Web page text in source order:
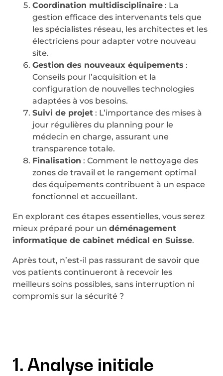
Coordination multidisciplinaire : La
gestion efficace des intervenants tels que
les spécialistes réseau, les architectes et les
électriciens pour adapter votre nouveau
site.
Gestion des nouveaux équipements :
Conseils pour l’acquisition et la
configuration de nouvelles technologies
adaptées à vos besoins.
Suivi de projet : L’importance des mises à
jour régulières du planning pour le
médecin en charge, assurant une
transparence totale.
Finalisation : Comment le nettoyage des
zones de travail et le rangement optimal
des équipements contribuent à un espace
fonctionnel et accueillant.
En explorant ces étapes essentielles, vous serez
mieux préparé pour un déménagement
informatique de cabinet médical en Suisse.
Après tout, n’est-il pas rassurant de savoir que
vos patients continueront à recevoir les
meilleurs soins possibles, sans interruption ni
compromis sur la sécurité ?
1. Analyse initiale